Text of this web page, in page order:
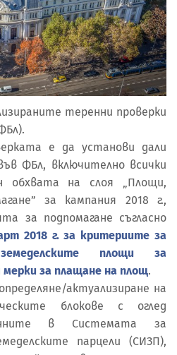
теренни проверки
е да установи дали
ФБл, включително всички
обхвата на слоя „Площи,
за кампания 2018 г.,
за подпомагане съгласно
2018 г. за критериите за
площи за
мерки за плащане на площ.
актуализиране на
блокове с оглед
в Системата за
парцели (СИЗП),